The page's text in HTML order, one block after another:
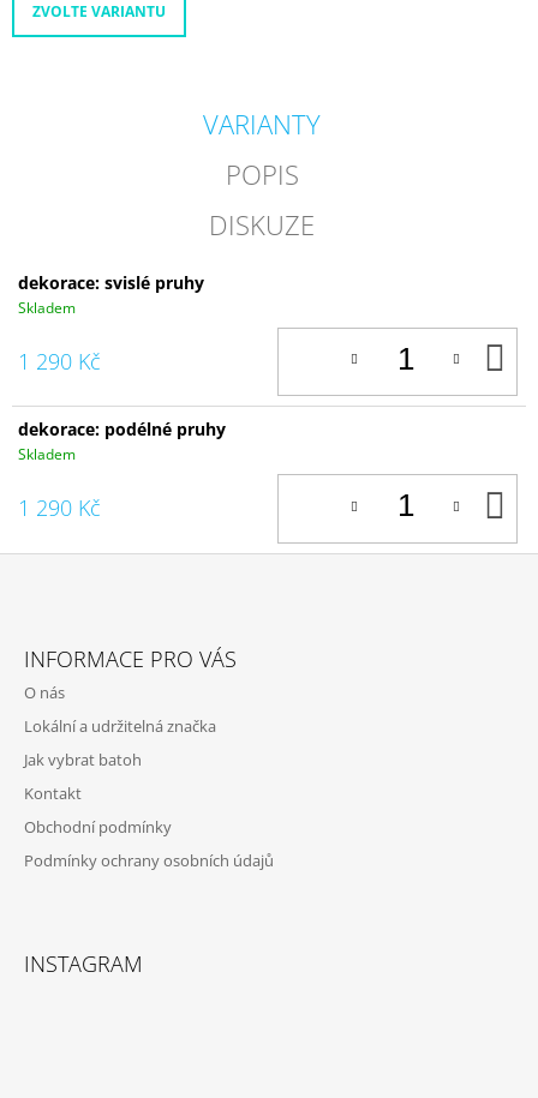
ZVOLTE VARIANTU
VARIANTY
POPIS
DISKUZE
dekorace: svislé pruhy
Skladem
1 290 Kč
dekorace: podélné pruhy
Skladem
1 290 Kč
INFORMACE PRO VÁS
O nás
Lokální a udržitelná značka
Jak vybrat batoh
Kontakt
Obchodní podmínky
Podmínky ochrany osobních údajů
INSTAGRAM